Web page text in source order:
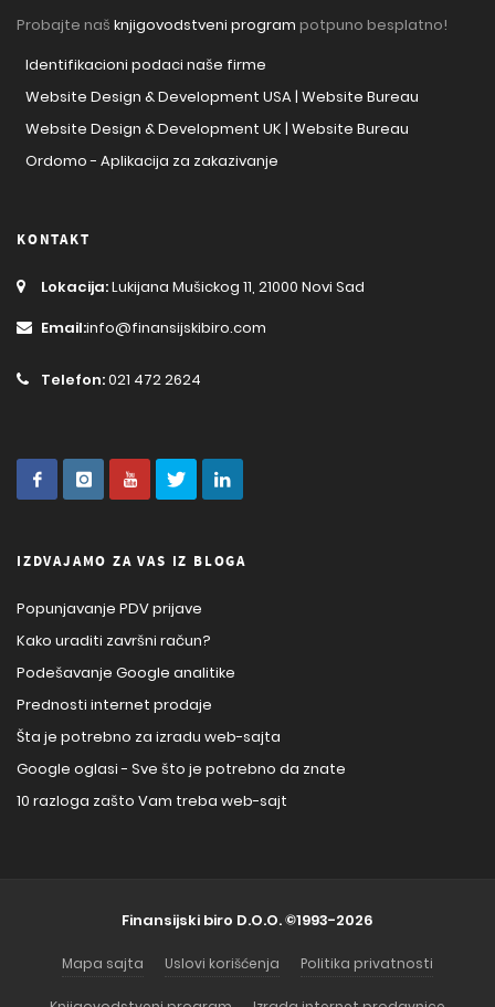
Probajte naš knjigovodstveni program potpuno besplatno!
Identifikacioni podaci naše firme
Website Design & Development USA | Website Bureau
Website Design & Development UK | Website Bureau
Ordomo - Aplikacija za zakazivanje
KONTAKT
Lokacija:Lukijana Mušickog 11, 21000 Novi Sad
Email:info@finansijskibiro.com
Telefon:021 472 2624
IZDVAJAMO ZA VAS IZ BLOGA
Popunjavanje PDV prijave
Kako uraditi završni račun?
Podešavanje Google analitike
Prednosti internet prodaje
Šta je potrebno za izradu web-sajta
Google oglasi - Sve što je potrebno da znate
10 razloga zašto Vam treba web-sajt
Finansijski biro D.O.O.©1993-2026
Mapa sajta Uslovi korišćenja Politika privatnosti